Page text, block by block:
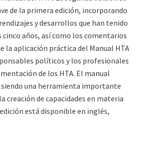
de la primera edición, incorporando
y desarrollos que han tenido
años, así como los comentarios
la aplicación práctica del Manual HTA
políticos y los profesionales
de los HTA. El manual
una herramienta importante
creación de capacidades en materia
está disponible en inglés,